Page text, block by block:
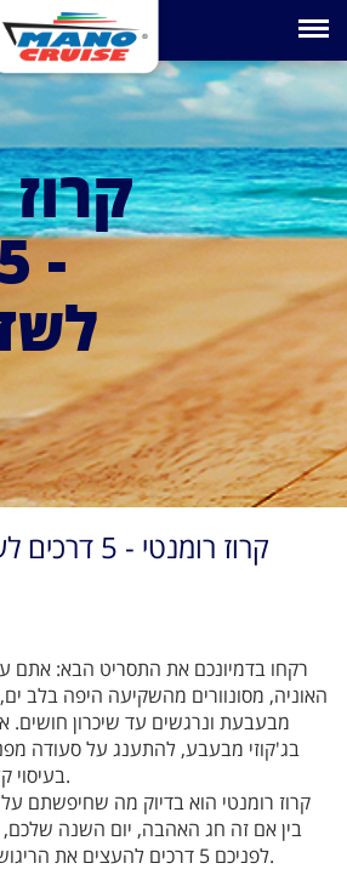
Toggle
קרוז
רקחו בדמיונכם את התסריט הבא: אתם
האוניה, מסונוורים מהשקיעה היפה בלב
מבעבעת ונרגשים עד שיכרון חושים.
בג'קוזי מבעבע, להתענג על סעודה
בעיסוי קלאסי מפרגן לגוף ולנפש.
קרוז רומנטי הוא בדיוק מה שחיפשתם
בין אם זה חג האהבה, יום השנה שלכם,
לפניכם 5 דרכים להעצים את הריגוש הזוגי בקרוז מהחלומות.